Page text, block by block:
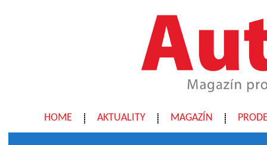
HOME AKTUALITY MAGAZÍN